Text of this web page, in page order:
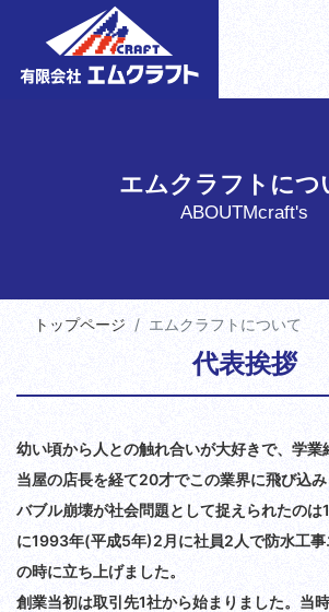
エムクラフトにつ
ABOUTMcraft's
トップページ エムクラフトについて
代表挨拶
幼い頃から人との触れ合いが大好きで、学業
当屋の店長を経て20才でこの業界に飛び込み
バブル崩壊が社会問題として捉えられたの
に1993年(平成5年)2月に社員2人で防水工
の時に立ち上げました。
創業当初は取引先1社から始まりました。当